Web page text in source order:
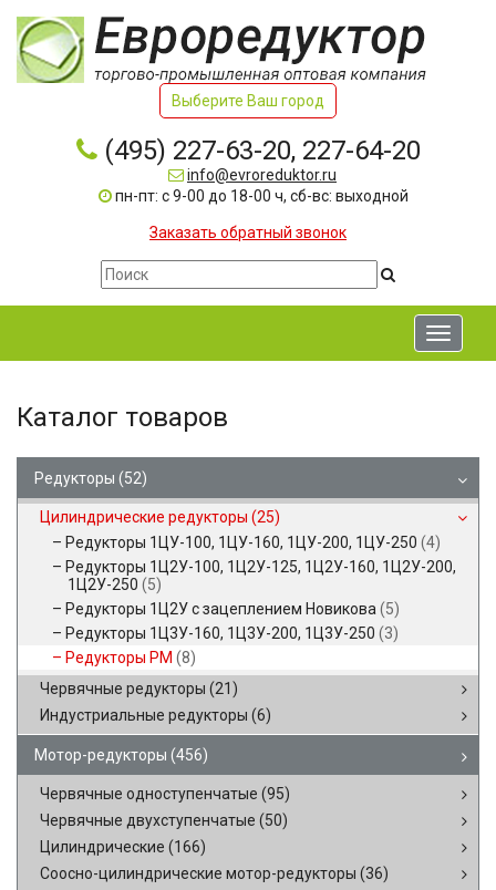
Выберите Ваш город
(495) 227-63-20, 227-64-20
info@evroreduktor.ru
пн-пт: с 9-00 до 18-00 ч, сб-вс: выходной
Заказать обратный звонок
Toggle
Каталог товаров
Редукторы (52)
Цилиндрические редукторы (25)
Редукторы 1ЦУ-100, 1ЦУ-160, 1ЦУ-200, 1ЦУ-250 (4)
Редукторы 1Ц2У-100, 1Ц2У-125, 1Ц2У-160, 1Ц2У-200,
1Ц2У-250 (5)
Редукторы 1Ц2У с зацеплением Новикова (5)
Редукторы 1Ц3У-160, 1Ц3У-200, 1Ц3У-250 (3)
Редукторы РМ (8)
Червячные редукторы (21)
Индустриальные редукторы (6)
Мотор-редукторы (456)
Червячные одноступенчатые (95)
Червячные двухступенчатые (50)
Цилиндрические (166)
Соосно-цилиндрические мотор-редукторы (36)